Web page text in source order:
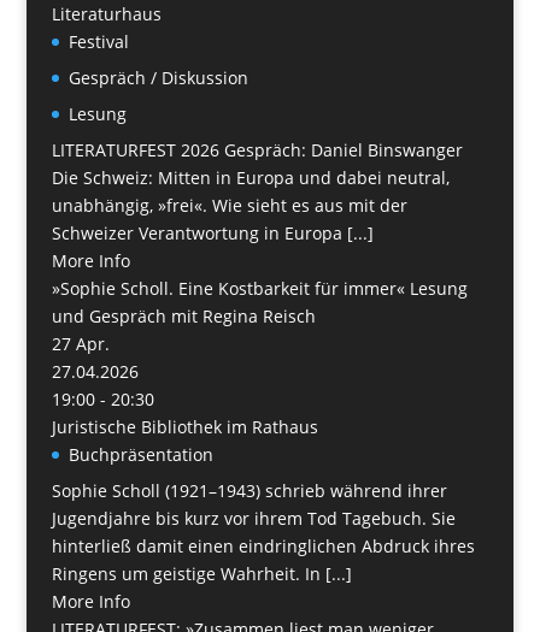
Literaturhaus
Festival
Gespräch / Diskussion
Lesung
LITERATURFEST 2026 Gespräch: Daniel Binswanger
Die Schweiz: Mitten in Europa und dabei neutral,
unabhängig, »frei«. Wie sieht es aus mit der
Schweizer Verantwortung in Europa [...]
More Info
»Sophie Scholl. Eine Kostbarkeit für immer« Lesung
und Gespräch mit Regina Reisch
27 Apr.
27.04.2026
19:00 - 20:30
Juristische Bibliothek im Rathaus
Buchpräsentation
Sophie Scholl (1921–1943) schrieb während ihrer
Jugendjahre bis kurz vor ihrem Tod Tagebuch. Sie
hinterließ damit einen eindringlichen Abdruck ihres
Ringens um geistige Wahrheit. In [...]
More Info